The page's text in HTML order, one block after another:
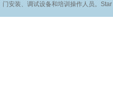
门安装、调试设备和培训操作人员。 Star